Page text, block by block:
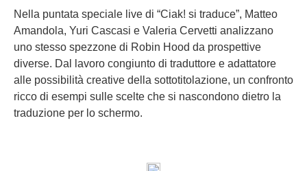
Nella puntata speciale live di “Ciak! si traduce”, Matteo
Amandola, Yuri Cascasi e Valeria Cervetti analizzano
uno stesso spezzone di Robin Hood da prospettive
diverse. Dal lavoro congiunto di traduttore e adattatore
alle possibilità creative della sottotitolazione, un confronto
ricco di esempi sulle scelte che si nascondono dietro la
traduzione per lo schermo.